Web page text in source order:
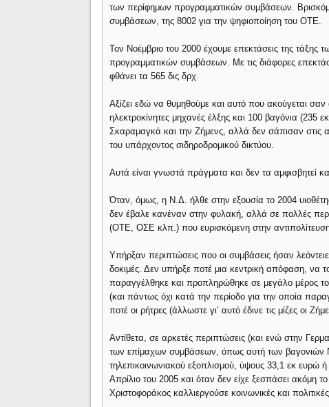
των περίφημων προγραμματικών συμβάσεων.
συμβάσεων, της 8002 για την ψηφιοποίηση του ΟΤΕ.
Τον Νοέμβριο του 2000 έχουμε επεκτάσεις της τάξης
προγραμματικών συμβάσεων. Με τις διάφορες
φθάνει τα 565 δις δρχ.
Αξίζει εδώ να θυμηθούμε και αυτό που ακούγεται
ηλεκτροκίνητες μηχανές έλξης και 100 βαγόνια
Σκαραμαγκά και την Ζήμενς, αλλά δεν σάπισαν στις
του υπάρχοντος σιδηροδρομικού δικτύου.
Αυτά είναι γνωστά πράγματα και δεν τα αμφισβητεί
Όταν, όμως, η Ν.Δ. ήλθε στην εξουσία το 2004
δεν έβαλε κανέναν στην φυλακή, αλλά σε πολλές
(ΟΤΕ, ΟΣΕ κλπ.) που ευρισκόμενη στην
Υπήρξαν περιπτώσεις που οι συμβάσεις ήσαν
δοκιμές. Δεν υπήρξε ποτέ μια κεντρική απόφαση, να
παραγγέλθηκε και προπληρώθηκε σε μεγάλο μέρος
(και πάντως όχι κατά την περίοδο για την οποία
ποτέ οι ρήτρες (άλλωστε γι’ αυτό έδινε τις μίζες οι
Αντίθετα, σε αρκετές περιπτώσεις (και ενώ στην
των επίμαχων συμβάσεων, όπως αυτή των βαγονιών
τηλεπικοινωνιακού εξοπλισμού, ύψους 33,1 εκ
Απρίλιο του 2005 και όταν δεν είχε ξεσπάσει ακόμη
Χριστοφοράκος καλλιεργούσε κοινωνικές και